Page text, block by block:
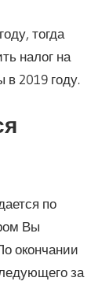
тогда
налог на
в 2019 году.
по
Вы
окончании
за